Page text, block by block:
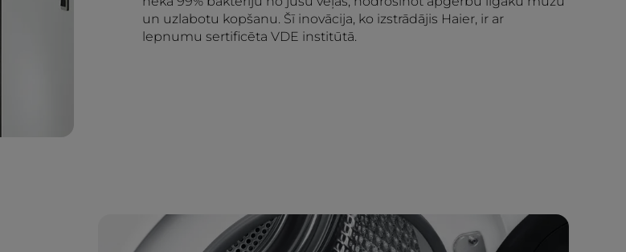
un uzlabotu kopšanu. Šī inovācija, ko izstrādājis Haier, ir ar
lepnumu sertificēta VDE institūtā.